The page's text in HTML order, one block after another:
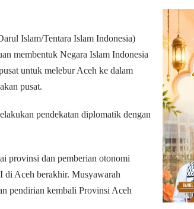
Islam/Tentara Islam Indonesia)
membentuk Negara Islam Indonesia
untuk melebur Aceh ke dalam
pusat.
pendekatan diplomatik dengan
provinsi dan pemberian otonomi
di Aceh berakhir. Musyawarah
pendirian kembali Provinsi Aceh